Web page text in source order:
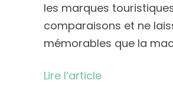
les marques
comparaisons et ne
mémorables que la
Lire l’article